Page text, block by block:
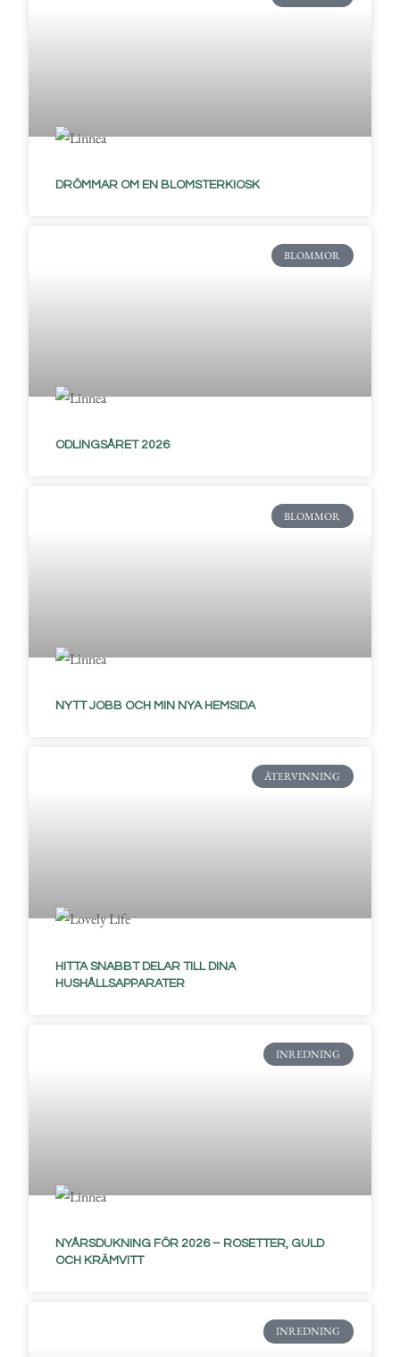
DRÖMMAR OM EN BLOMSTERKIOSK
BLOMMOR
ODLINGSÅRET 2026
BLOMMOR
NYTT JOBB OCH MIN NYA HEMSIDA
ÅTERVINNING
HITTA SNABBT DELAR TILL DINA
HUSHÅLLSAPPARATER
INREDNING
NYÅRSDUKNING FÖR 2026 – ROSETTER, GULD
OCH KRÄMVITT
INREDNING